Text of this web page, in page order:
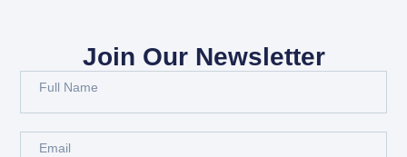
Join Our Newsletter